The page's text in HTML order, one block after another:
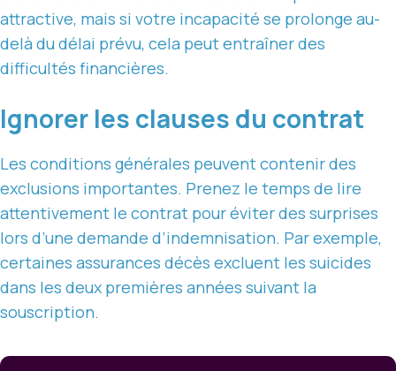
attractive, mais si votre incapacité se prolonge au-
delà du délai prévu, cela peut entraîner des
difficultés financières.
Ignorer les clauses du contrat
Les conditions générales peuvent contenir des
exclusions importantes. Prenez le temps de lire
attentivement le contrat pour éviter des surprises
lors d’une demande d’indemnisation. Par exemple,
certaines assurances décès excluent les suicides
dans les deux premières années suivant la
souscription.